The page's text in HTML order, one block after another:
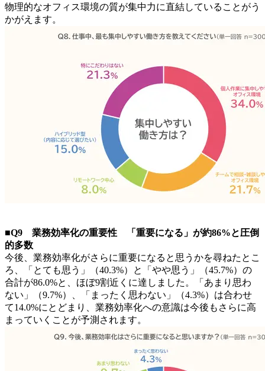
物理的なオフィス環境の質が集中力に直結していることがう
かがえます。
■Q9 業務効率化の重要性 「重要になる」が約86%と圧倒
的多数
今後、業務効率化がさらに重要になると思うかを尋ねたとこ
ろ、「とても思う」（40.3%）と「やや思う」（45.7%）の
合計が86.0%と、ほぼ9割近くに達しました。「あまり思わ
ない」（9.7%）、「まったく思わない」（4.3%）は合わせ
て14.0%にとどまり、業務効率化への意識は今後もさらに高
まっていくことが予測されます。